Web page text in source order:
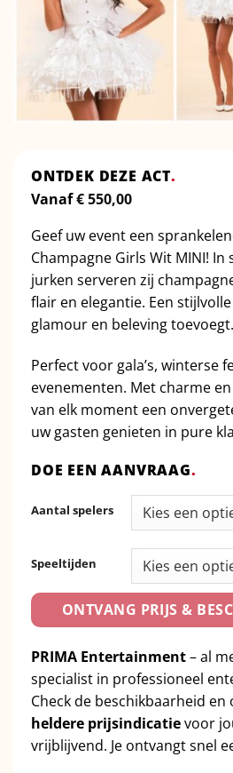
ONTDEK DEZE ACT.
Vanaf€550,00
Geef uw event een
Champagne Girls Wit MINI!
jurken serveren zij
flair en elegantie. Een
glamour en beleving toevoegt.
Perfect voor gala’s, winterse
evenementen. Met charme
van elk moment een
uw gasten genieten in pure
DOE EEN AANVRAAG.
Aantal spelers
Speeltijden
ONTVANG PRIJS &
PRIMA Entertainment– al
specialist in professioneel
Check de beschikbaarheid en
heldere prijsindicatievoor
vrijblijvend. Je ontvangt snel